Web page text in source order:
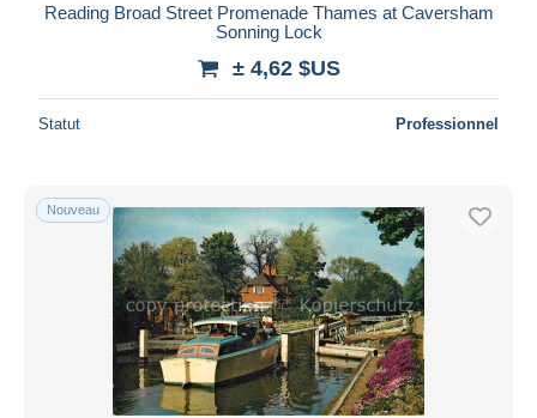
Reading Broad Street Promenade Thames at Caversham
Sonning Lock
± 4,62 $US
Statut Professionnel
Nouveau